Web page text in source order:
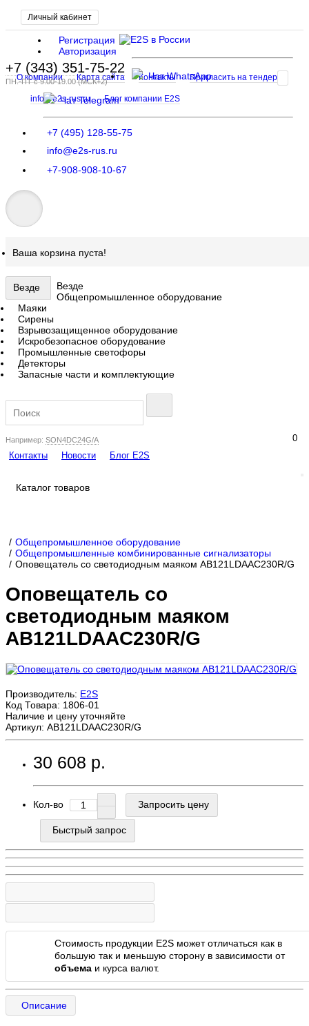
Личный кабинет
Регистрация
Авторизация
О компании Карта сайта Контакты Пригласить на тендер
info@e2s-rus.ru Блог компании E2S
+7 (343) 351-75-22
ПН.-ПТ с 9.00-19.00 (МСК+2)
Чат WhatsApp
Чат Telegram
+7 (495) 128-55-75
info@e2s-rus.ru
+7-908-908-10-67
0
Ваша корзина пуста!
Везде
Везде
Общепромышленное оборудование
Маяки
Сирены
Взрывозащищенное оборудование
Искробезопасное оборудование
Промышленные светофоры
Детекторы
Запасные части и комплектующие
Например: SON4DC24G/A
Контакты Новости Блог E2S
Каталог товаров
Общепромышленное оборудование
Общепромышленные комбинированные сигнализаторы
Оповещатель со светодиодным маяком AB121LDAAC230R/G
Оповещатель со
светодиодным маяком
AB121LDAAC230R/G
Производитель: E2S
Код Товара: 1806-01
Наличие и цену уточняйте
Артикул: AB121LDAAC230R/G
30 608 р.
Кол-во Запросить цену
Быстрый запрос
Стоимость продукции E2S может отличаться как в
большую так и меньшую сторону в зависимости от
объема и курса валют.
Описание